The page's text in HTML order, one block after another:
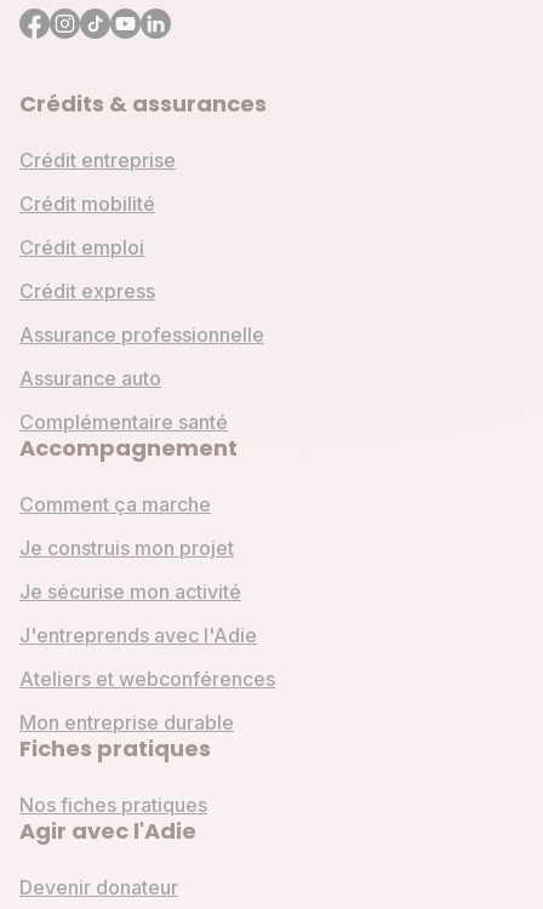
Crédits & assurances
Crédit entreprise
Crédit mobilité
Crédit emploi
Crédit express
Assurance professionnelle
Assurance auto
Complémentaire santé
Accompagnement
Comment ça marche
Je construis mon projet
Je sécurise mon activité
J'entreprends avec l'Adie
Ateliers et webconférences
Mon entreprise durable
Fiches pratiques
Nos fiches pratiques
Agir avec l'Adie
Devenir donateur